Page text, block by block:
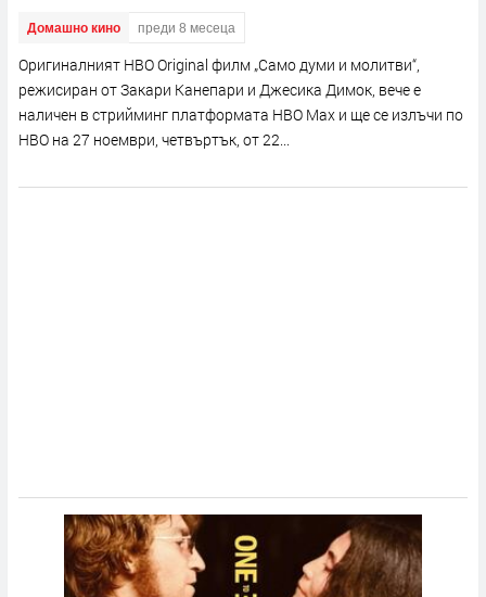
Домашно кино преди 8 месеца
Оригиналният HBO Original филм „Само думи и молитви“,
режисиран от Закари Канепари и Джесика Димок, вече е
наличен в стрийминг платформата HBO Max и ще се излъчи по
HBO на 27 ноември, четвъртък, от 22...